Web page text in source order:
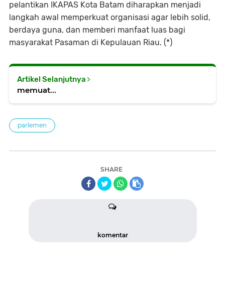
pelantikan IKAPAS Kota Batam diharapkan menjadi
langkah awal memperkuat organisasi agar lebih solid,
berdaya guna, dan memberi manfaat luas bagi
masyarakat Pasaman di Kepulauan Riau. (*)
Artikel Selanjutnya
memuat...
parlemen
SHARE
komentar